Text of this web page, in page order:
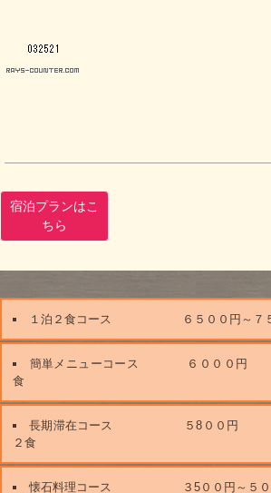
宿泊プランはこ
ちら
１泊２食コース ６５００円～７５
簡単メニューコース ６００
食
長期滞在コース ５8０
２食
懐石料理コース ３5００円～５０